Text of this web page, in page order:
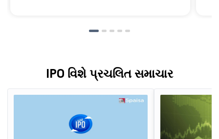
IPO વિશે પ્રચલિત સમાચાર